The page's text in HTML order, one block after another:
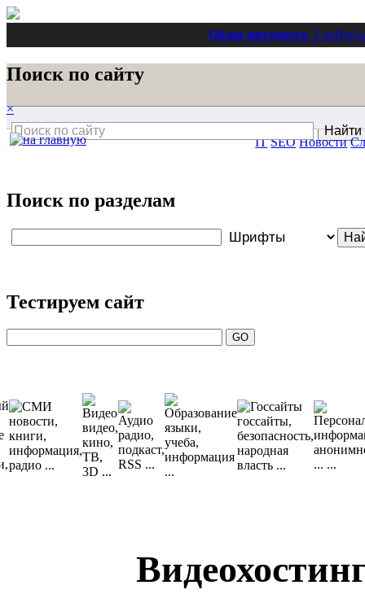
Обзор интернета- LiteВеб-
Поиск по сайту
×
Поиск по разделам
Тестируем сайт
IT SEO Новости